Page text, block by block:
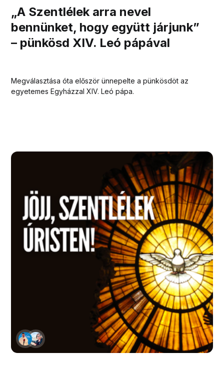
„A Szentlélek arra nevel
bennünket, hogy együtt járjunk”
– pünkösd XIV. Leó pápával
Megválasztása óta először ünnepelte a pünkösdöt az
egyetemes Egyházzal XIV. Leó pápa.